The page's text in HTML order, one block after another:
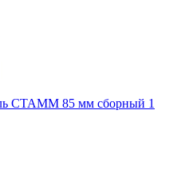
СТАММ 85 мм сборный 1